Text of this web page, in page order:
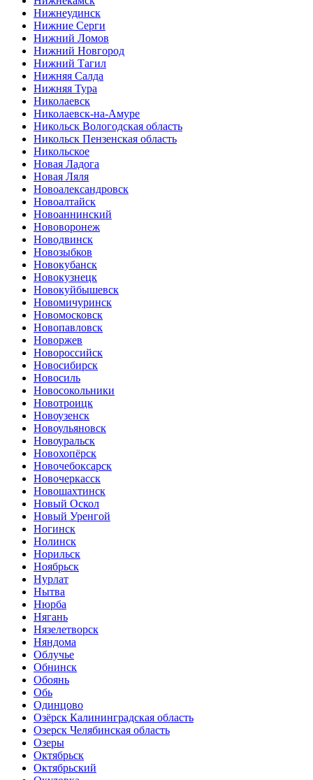
Нижнеудинск
Нижние Серги
Нижний Ломов
Нижний Новгород
Нижний Тагил
Нижняя Салда
Нижняя Тура
Николаевск
Николаевск-на-Амуре
Никольск Вологодская область
Никольск Пензенская область
Никольское
Новая Ладога
Новая Ляля
Новоалександровск
Новоалтайск
Новоаннинский
Нововоронеж
Новодвинск
Новозыбков
Новокубанск
Новокузнецк
Новокуйбышевск
Новомичуринск
Новомосковск
Новопавловск
Новоржев
Новороссийск
Новосибирск
Новосиль
Новосокольники
Новотроицк
Новоузенск
Новоульяновск
Новоуральск
Новохопёрск
Новочебоксарск
Новочеркасск
Новошахтинск
Новый Оскол
Новый Уренгой
Ногинск
Нолинск
Норильск
Ноябрьск
Нурлат
Нытва
Нюрба
Нягань
Нязелетворск
Няндома
Облучье
Обнинск
Обоянь
Обь
Одинцово
Озёрск Калининградская область
Озерск Челябинская область
Озеры
Октябрьск
Октябрьский